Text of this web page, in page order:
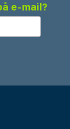
e-mail?